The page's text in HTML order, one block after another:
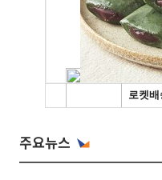
주요뉴스